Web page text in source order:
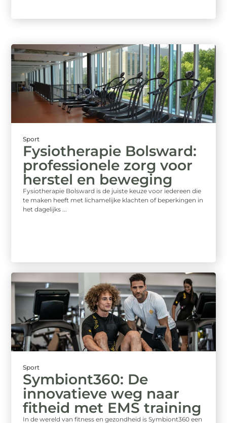
Sport
Fysiotherapie Bolsward:
professionele zorg voor
herstel en beweging
Fysiotherapie Bolsward is de juiste keuze voor iedereen die
te maken heeft met lichamelijke klachten of beperkingen in
het dagelijks ...
Sport
Symbiont360: De
innovatieve weg naar
fitheid met EMS training
In de wereld van fitness en gezondheid is Symbiont360 een